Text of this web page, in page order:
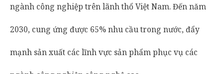
ngành công nghiệp trên lãnh thổ Việt Nam. Đến năm
2030, cung ứng được 65% nhu cầu trong nước, đẩy
mạnh sản xuất các lĩnh vực sản phẩm phục vụ các